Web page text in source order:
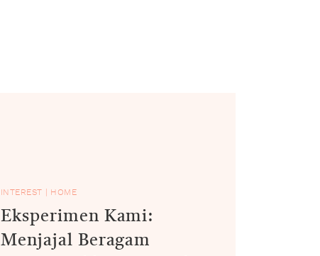
INTEREST HOME
Eksperimen Kami:
Menjajal Beragam